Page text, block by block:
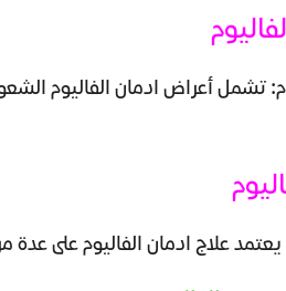
تشمل أعراض ادمان الفاليوم
يعتمد علاج ادمان الفاليوم على